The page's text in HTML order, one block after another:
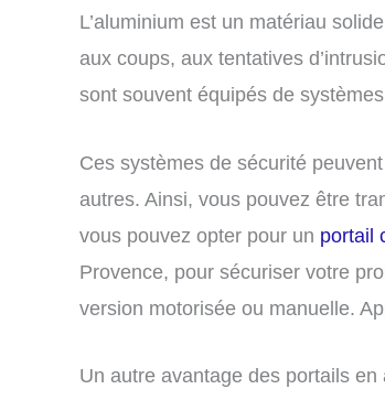
L’aluminium est un matériau
aux coups, aux tentatives
sont souvent équipés de
Ces systèmes de sécurité
autres. Ainsi, vous pouvez être
vous pouvez opter pour un portail
Provence, pour sécuriser votre
version motorisée ou manuelle.
Un autre avantage des portails